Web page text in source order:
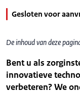
Gesloten voor
De inhoud van deze
Bent u als
innovatieve
verbeteren? We